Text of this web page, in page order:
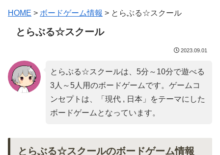
HOME > ボードゲーム情報 > とらぶる☆スクール
とらぶる☆スクール
2023.09.01
とらぶる☆スクールは、5分～10分で遊べる
3人～5人用のボードゲームです。ゲームコ
ンセプトは、「 現代 , 日本 」をテーマにした
ボードゲームとなっています。
とらぶる☆スクールのボードゲーム情報